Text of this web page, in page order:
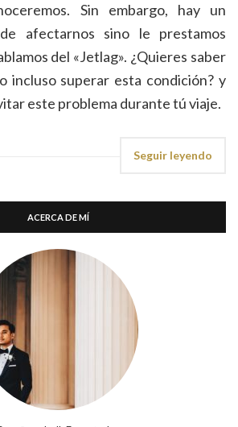
Sin embargo, hay un
afectarnos sino le prestamos
del «Jetlag». ¿Quieres saber
incluso superar esta condición? y
este problema durante tú viaje.
Seguir leyendo
ACERCA DE MÍ